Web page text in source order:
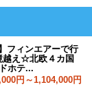
フィンエアーで行
越え☆北欧４カ国
ホテ...
円～1,104,000円